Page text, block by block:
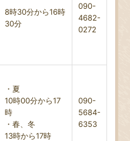
8時30分から16時
30分
090-
4682-
0272
・夏
10時00分から17
時
・春、冬
13時から17時
090-
5684-
6353